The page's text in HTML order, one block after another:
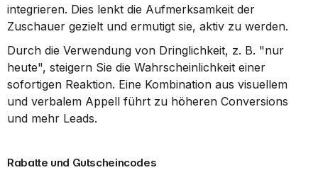
integrieren. Dies lenkt die Aufmerksamkeit der
Zuschauer gezielt und ermutigt sie, aktiv zu werden.
Durch die Verwendung von Dringlichkeit, z. B. "nur
heute", steigern Sie die Wahrscheinlichkeit einer
sofortigen Reaktion. Eine Kombination aus visuellem
und verbalem Appell führt zu höheren Conversions
und mehr Leads.
Rabatte und Gutscheincodes